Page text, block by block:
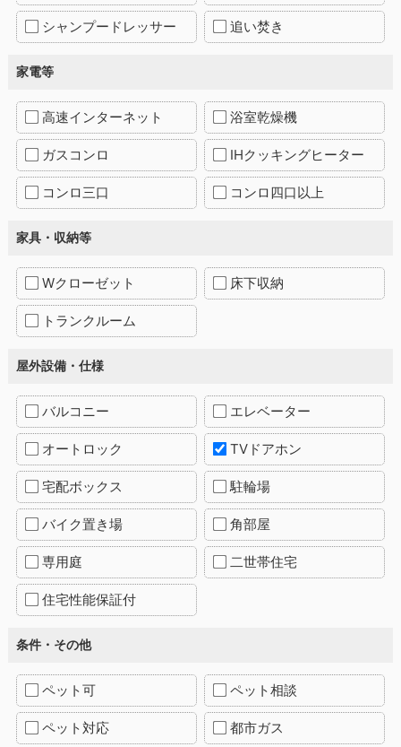
シャンプードレッサー 追い焚き
家電等
高速インターネット 浴室乾燥機
ガスコンロ IHクッキングヒーター
コンロ三口 コンロ四口以上
家具・収納等
Wクローゼット 床下収納
トランクルーム
屋外設備・仕様
バルコニー エレベーター
オートロック TVドアホン
宅配ボックス 駐輪場
バイク置き場 角部屋
専用庭 二世帯住宅
住宅性能保証付
条件・その他
ペット可 ペット相談
ペット対応 都市ガス